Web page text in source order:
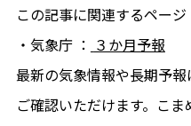
この記事に関連するページ
・気象庁 ：
３か月予報
最新の気象情報や長期予
ご確認いただけます。こ